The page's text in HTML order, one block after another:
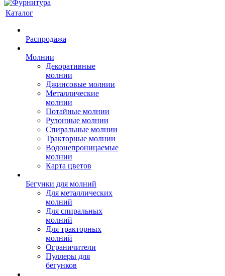
Каталог
Распродажа
Молнии
Декоративные
молнии
Джинсовые молнии
Металлические
молнии
Потайные молнии
Рулонные молнии
Спиральные молнии
Тракторные молнии
Водонепроницаемые
молнии
Карта цветов
Бегунки для молний
Для металлических
молний
Для спиральных
молний
Для тракторных
молний
Ограничители
Пуллеры для
бегунков